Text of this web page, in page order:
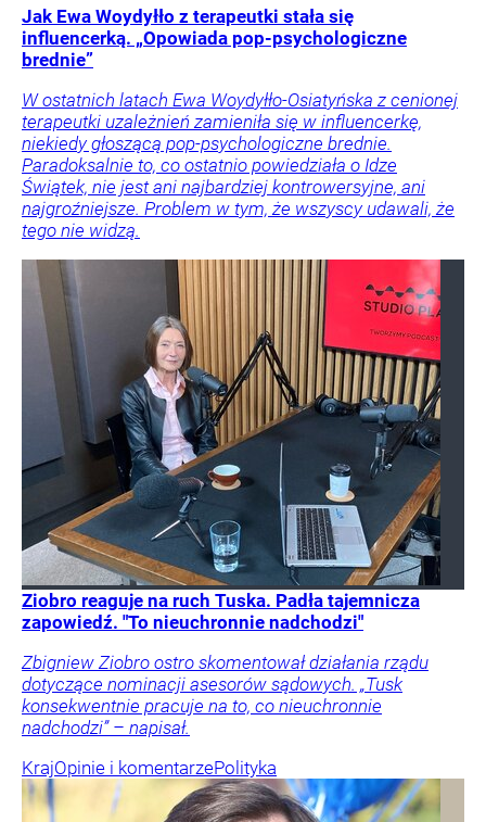
Jak Ewa Woydyłło z terapeutki stała się
influencerką. „Opowiada pop-psychologiczne
brednie”
W ostatnich latach Ewa Woydyłło-Osiatyńska z cenionej
terapeutki uzależnień zamieniła się w influencerkę,
niekiedy głoszącą pop-psychologiczne brednie.
Paradoksalnie to, co ostatnio powiedziała o Idze
Świątek, nie jest ani najbardziej kontrowersyjne, ani
najgroźniejsze. Problem w tym, że wszyscy udawali, że
tego nie widzą.
Ziobro reaguje na ruch Tuska. Padła tajemnicza
zapowiedź. "To nieuchronnie nadchodzi"
Zbigniew Ziobro ostro skomentował działania rządu
dotyczące nominacji asesorów sądowych. „Tusk
konsekwentnie pracuje na to, co nieuchronnie
nadchodzi” – napisał.
KrajOpinie i komentarzePolityka